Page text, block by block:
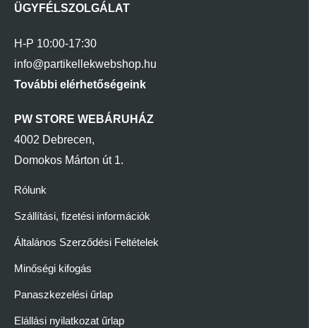
ÜGYFÉLSZOLGÁLAT
H-P 10:00-17:30
info@partikellekwebshop.hu
További elérhetőségeink
PW STORE WEBÁRUHÁZ
4002 Debrecen,
Domokos Márton út 1.
Rólunk
Szállítási, fizetési információk
Általános Szerződési Feltételek
Minőségi kifogás
Panaszkezelési űrlap
Elállási nyilatkozat űrlap